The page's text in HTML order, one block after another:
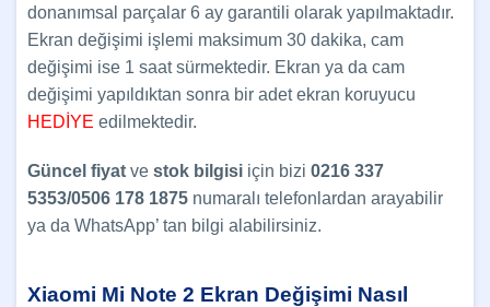
donanımsal parçalar 6 ay garantili olarak yapılmaktadır.
Ekran değişimi işlemi maksimum 30 dakika, cam
değişimi ise 1 saat sürmektedir. Ekran ya da cam
değişimi yapıldıktan sonra bir adet ekran koruyucu
HEDİYE edilmektedir.
Güncel fiyat ve stok bilgisi için bizi 0216 337
5353/0506 178 1875 numaralı telefonlardan arayabilir
ya da WhatsApp’ tan bilgi alabilirsiniz.
Xiaomi Mi Note 2 Ekran Değişimi Nasıl